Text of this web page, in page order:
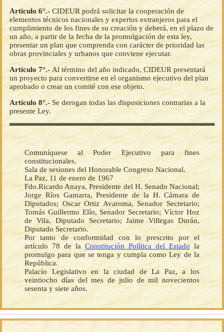
Artículo 6°.- CIDEUR podrá solicitar la cooperación de
elementos técnicos nacionales y expertos extranjeros para el
cumplimiento de los fines de su creación y deberá, en el plazo de
un año, a partir de la fecha de la promulgación de esta ley,
presentar un plan que comprenda con carácter de prioridad las
obras provinciales y urbanos que conviene ejecutar.
Artículo 7°.- Al término del año indicado, CIDEUR presentará
un proyecto para convertirse en el organismo ejecutivo del plan
aprobado o crear un comité con ese objeto.
Artículo 8°.- Se derogan todas las disposiciones contrarias a la
presente Ley.
Comuníquese al Poder Ejecutivo para fines
constitucionales.
Sala de sesiones del Honorable Congreso Nacional.
La Paz, 11 de enero de 1967
Fdo.Ricardo Anaya, Presidente del H. Senado Nacional;
Jorge Ríos Gamarra, Presidente de la H. Cámara de
Diputados; Oscar Ortiz Avaroma, Senador Secretario;
Tomás Guillermo Elío, Senador Secretario; Víctor Hoz
de Vila, Diputado Secretario; Jaime Villegas Durán,
Diputado Secretario.
Por tanto de conformidad con lo prescrito por el
artículo 78 de la Constitución Política del Estado la
promulgo para que se tenga y cumpla como Ley de la
República.
Palacio Legislativo en la ciudad de La Paz, a los
veintiocho días del mes de julio de mil novecientos
sesenta y siete años.